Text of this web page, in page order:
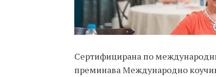
Сертифицирана по
преминава Международно